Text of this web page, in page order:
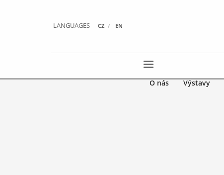
LANGUAGES CZ EN
O nás Výstavy